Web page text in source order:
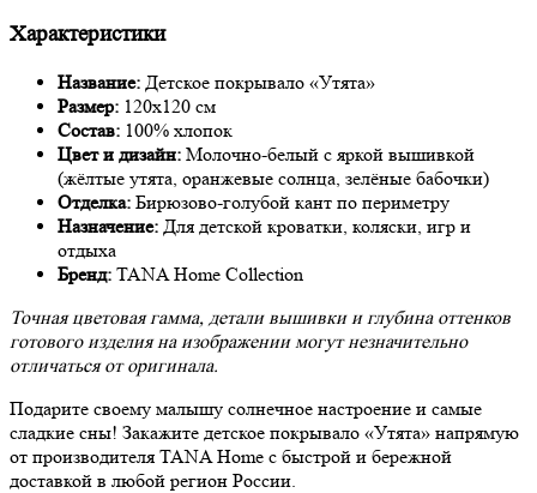
Характеристики
Название: Детское покрывало «Утята»
Размер: 120х120 см
Состав: 100% хлопок
Цвет и дизайн: Молочно-белый с яркой вышивкой
(жёлтые утята, оранжевые солнца, зелёные бабочки)
Отделка: Бирюзово-голубой кант по периметру
Назначение: Для детской кроватки, коляски, игр и
отдыха
Бренд: TANA Home Collection
Точная цветовая гамма, детали вышивки и глубина оттенков
готового изделия на изображении могут незначительно
отличаться от оригинала.
Подарите своему малышу солнечное настроение и самые
сладкие сны! Закажите детское покрывало «Утята» напрямую
от производителя TANA Home с быстрой и бережной
доставкой в любой регион России.